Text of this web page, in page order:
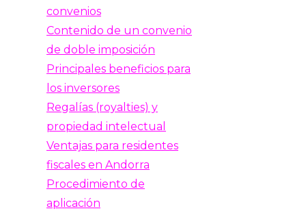
convenios
Contenido de un convenio
de doble imposición
Principales beneficios para
los inversores
Regalías (royalties) y
propiedad intelectual
Ventajas para residentes
fiscales en Andorra
Procedimiento de
aplicación